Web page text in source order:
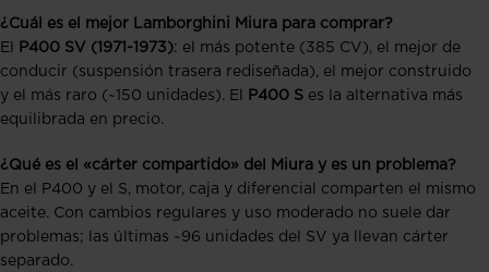
¿Cuál es el mejor Lamborghini Miura para comprar?
El
P400 SV (1971-1973): el más potente (385 CV), el mejor de
conducir (suspensión trasera rediseñada), el mejor construido
y el más raro (~150 unidades). El
P400 S es la alternativa más
equilibrada en precio.
¿Qué es el «cárter compartido» del Miura y es un problema?
En el P400 y el S, motor, caja y diferencial comparten el mismo
aceite. Con cambios regulares y uso moderado no suele dar
problemas; las últimas ~96 unidades del SV ya llevan cárter
separado.